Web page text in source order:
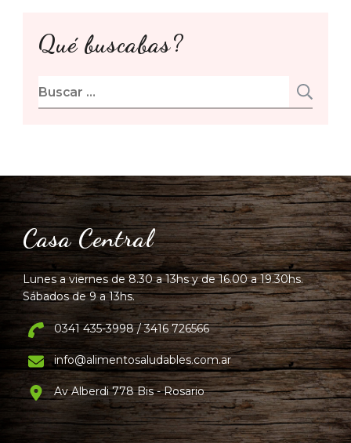
Qué buscabas?
Buscar:
Casa Central
Lunes a viernes de 8.30 a 13hs y de 16.00 a 19.30hs.
Sábados de 9 a 13hs.
0341 435-3998 / 3416 726566
info@alimentosaludables.com.ar
Av Alberdi 778 Bis - Rosario